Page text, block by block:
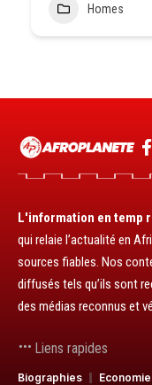
Homes
L'information en temp
qui relaie l’actualité en
sources fiables. Nos
diffusés tels qu’ils sont
des médias reconnus et
Liens rapides
Biographies Economie